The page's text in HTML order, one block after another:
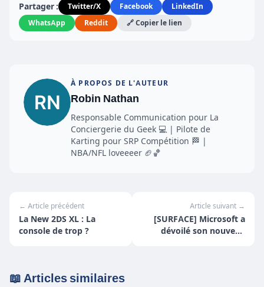
Partager : Twitter/X Facebook
LinkedIn
WhatsApp
Reddit 🔗 Copier le lien
À PROPOS DE L'AUTEUR
Robin Nathan
Responsable Communication pour La
Conciergerie du Geek 💻 | Pilote de
Karting pour SRP Compétition 🏁 |
NBA/NFL loveeeer 🏈🏀
← Article précédent
La New 2DS XL : La
console de trop ?
Article suivant →
[SURFACE] Microsoft a
dévoilé son nouveau
📖 Articles similaires